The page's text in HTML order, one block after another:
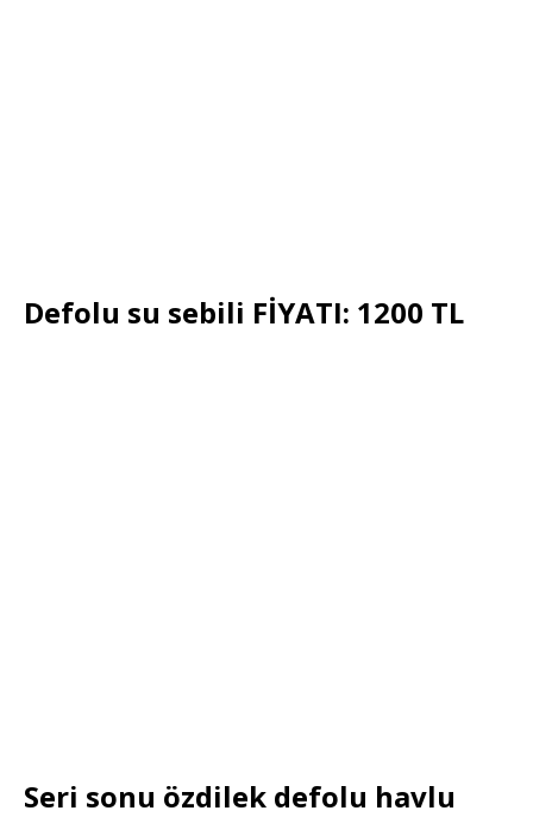
Defolu su sebili FİYATI: 1200 TL
Seri sonu özdilek defolu havlu